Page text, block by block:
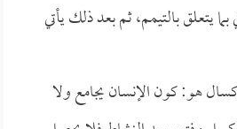
يتعلق بالتيمم، ثم بعد ذلك يأتي
هو: كون الإنسان يجامع ولا